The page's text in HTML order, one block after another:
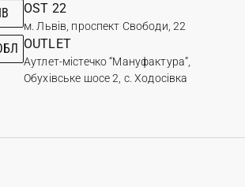
OST 22
м. Львів, проспект Свободи, 22
OUTLET
Аутлет-містечко “Мануфактура”,
Обухівське шосе 2, с. Ходосівка